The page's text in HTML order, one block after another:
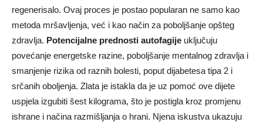
regenerisalo. Ovaj proces je postao popularan ne samo kao
metoda mršavljenja, već i kao način za poboljšanje opšteg
zdravlja. Potencijalne prednosti autofagije uključuju
povećanje energetske razine, poboljšanje mentalnog zdravlja i
smanjenje rizika od raznih bolesti, poput dijabetesa tipa 2 i
srčanih oboljenja. Zlata je istakla da je uz pomoć ove dijete
uspjela izgubiti šest kilograma, što je postigla kroz promjenu
ishrane i načina razmišljanja o hrani. Njena iskustva ukazuju